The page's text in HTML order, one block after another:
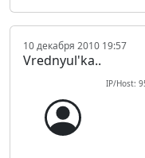
10 декабря 2010 19:57
Vrednyul'ka..
IP/Host: